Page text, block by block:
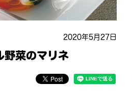
2020年5月27日
野菜のマリネ